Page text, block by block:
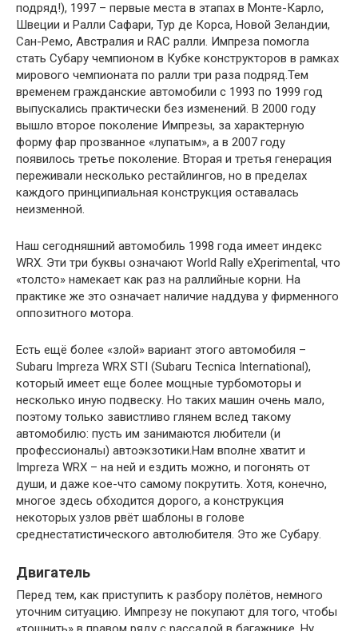
подряд!), 1997 – первые места в этапах в Монте-Карло,
Швеции и Ралли Сафари, Тур де Корса, Новой Зеландии,
Сан-Ремо, Австралия и RAC ралли. Импреза помогла
стать Субару чемпионом в Кубке конструкторов в рамках
мирового чемпионата по ралли три раза подряд.Тем
временем гражданские автомобили с 1993 по 1999 год
выпускались практически без изменений. В 2000 году
вышло второе поколение Импрезы, за характерную
форму фар прозванное «лупатым», а в 2007 году
появилось третье поколение. Вторая и третья генерация
переживали несколько рестайлингов, но в пределах
каждого принципиальная конструкция оставалась
неизменной.
Наш сегодняшний автомобиль 1998 года имеет индекс
WRX. Эти три буквы означают World Rally eXperimental, что
«толсто» намекает как раз на раллийные корни. На
практике же это означает наличие наддува у фирменного
оппозитного мотора.
Есть ещё более «злой» вариант этого автомобиля –
Subaru Impreza WRX STI (Subaru Tecnica International),
который имеет еще более мощные турбомоторы и
несколько иную подвеску. Но таких машин очень мало,
поэтому только завистливо глянем вслед такому
автомобилю: пусть им занимаются любители (и
профессионалы) автоэкзотики.Нам вполне хватит и
Impreza WRX – на ней и ездить можно, и погонять от
души, и даже кое-что самому покрутить. Хотя, конечно,
многое здесь обходится дорого, а конструкция
некоторых узлов рвёт шаблоны в голове
среднестатистического автолюбителя. Это же Субару.
Двигатель
Перед тем, как приступить к разбору полётов, немного
уточним ситуацию. Импрезу не покупают для того, чтобы